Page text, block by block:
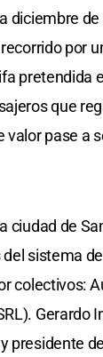
diciembre de
por
pretendida
que
valor pase a
ciudad de
sistema
colectivos:
Gerardo
presidente